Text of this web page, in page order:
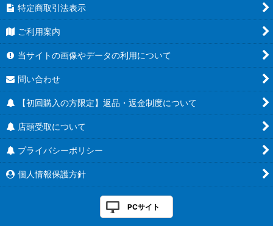
特定商取引法表示
ご利用案内
当サイトの画像やデータの利用について
問い合わせ
【初回購入の方限定】返品・返金制度について
店頭受取について
プライバシーポリシー
個人情報保護方針
PCサイト